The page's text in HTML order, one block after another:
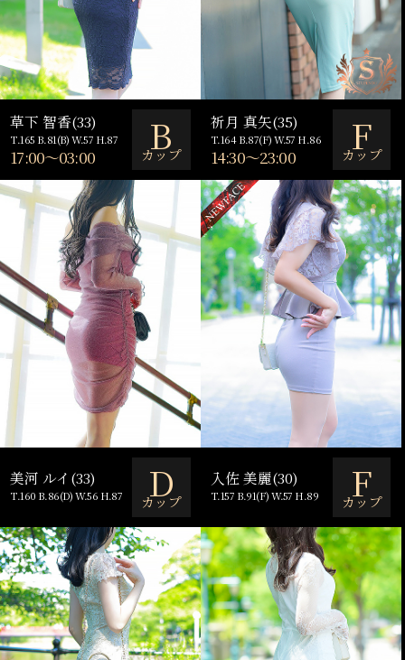
草下 智香(33)
T.165 B.81(B) W.57 H.87
17:00～03:00 B
カップ
祈月 真矢(35)
T.164 B.87(F) W.57 H.86
14:30～23:00 F
カップ
美河 ルイ(33)
T.160 B.86(D) W.56 H.87 D
カップ
入佐 美麗(30)
T.157 B.91(F) W.57 H.89 F
カップ